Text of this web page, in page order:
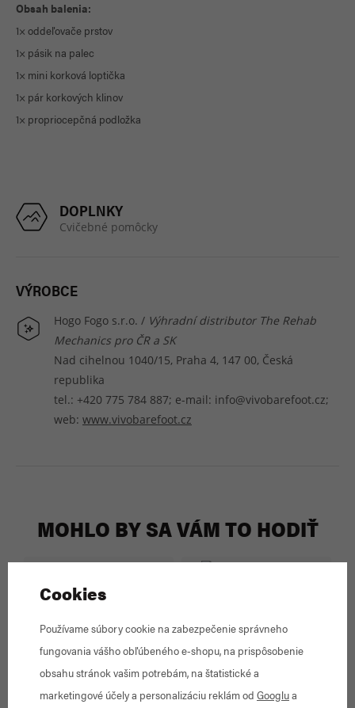
Obsah balenia:
1× oddeľovače prstov
1× pásik na palec
1× mini korková loptička
1× pár korkových klinov
1× propriocepčná podložka
DOPLNKY
Cvičebné pomôcky
VÝROBCE
Hogo Fogo s.r.o. / Výhradní distributor The Rehab
Mechanics pro ČR a SK
Nad cihelnou 1040/15, Praha 4, 147 00, Česká
republika
tel.: +420 775 784 887; e-mail: info@vivobarefoot.cz;
web: www.vivobarefoot.cz
MOHLO BY SA VÁM TO HODIŤ
The Rehab Mechanics Foot
Strength Kit
Cookies
Používame súbory cookie na zabezpečenie správneho
fungovania vášho obľúbeného e-shopu, na prispôsobenie
obsahu stránok vašim potrebám, na štatistické a
marketingové účely a personalizáciu reklám od Googlua